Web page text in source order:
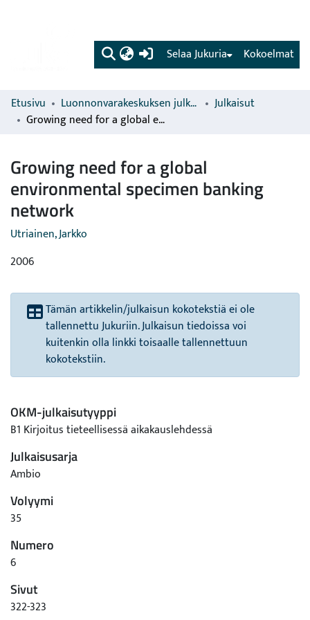
(current) Kokoelmat
Selaa Jukuria
Etusivu Luonnonvarakeskuksen julkaisut
Julkaisut
Growing need for a global environmental specimen banking network
Growing need for a global
environmental specimen banking
network
Utriainen, Jarkko
2006
Tämän artikkelin/julkaisun kokotekstiä ei ole
tallennettu Jukuriin. Julkaisun tiedoissa voi
kuitenkin olla linkki toisaalle tallennettuun
kokotekstiin.
OKM-julkaisutyyppi
B1 Kirjoitus tieteellisessä aikakauslehdessä
Julkaisusarja
Ambio
Volyymi
35
Numero
6
Sivut
322-323